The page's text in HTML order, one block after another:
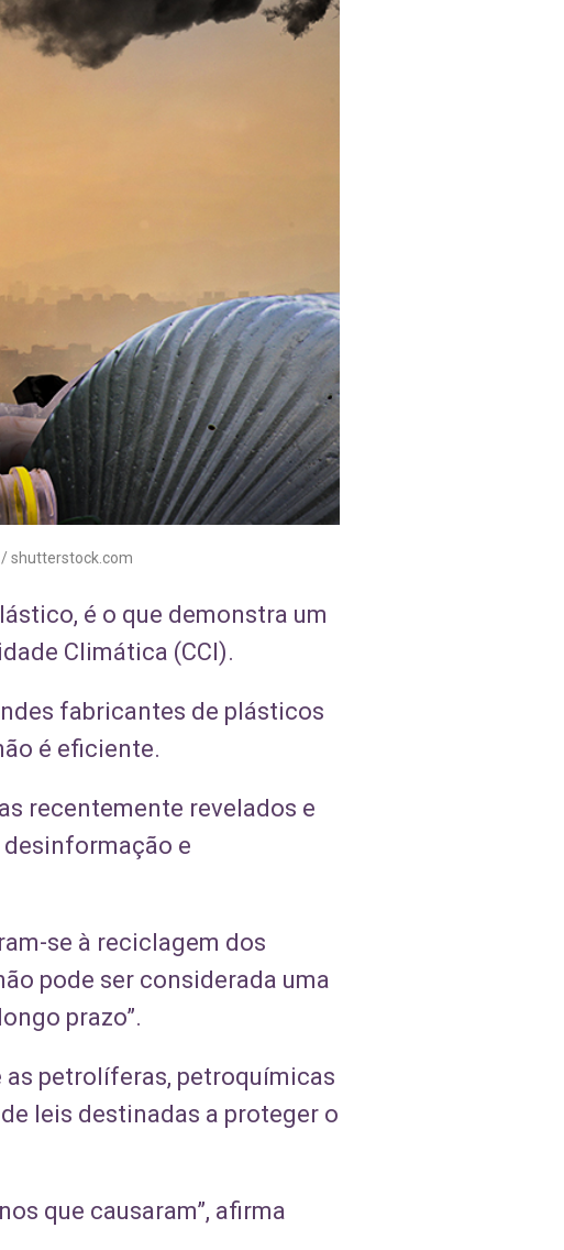
/ shutterstock.com
é o que demonstra um
Climática (CCI).
fabricantes de plásticos
é eficiente.
recentemente revelados e
desinformação e
se à reciclagem dos
pode ser considerada uma
prazo”.
petrolíferas, petroquímicas
leis destinadas a proteger o
que causaram”, afirma